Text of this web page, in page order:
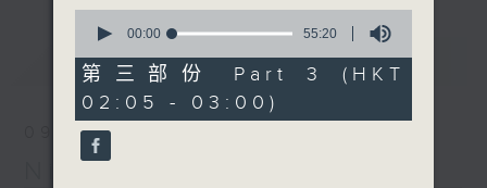
When you are alone and sleepless,
please remember good music is
always there on Radio 4.
「長夜細聽」節目當然少不了氣質優雅的作
品，每晚亦會精選一些中國音樂送上。週五和
最新 LATEST
09/08/2026
Night Music 長夜細聽
seconds
55
minutes,
20
seconds
00:00 55:20
第三部份 Part 3 (HKT
02:05 - 03:00)